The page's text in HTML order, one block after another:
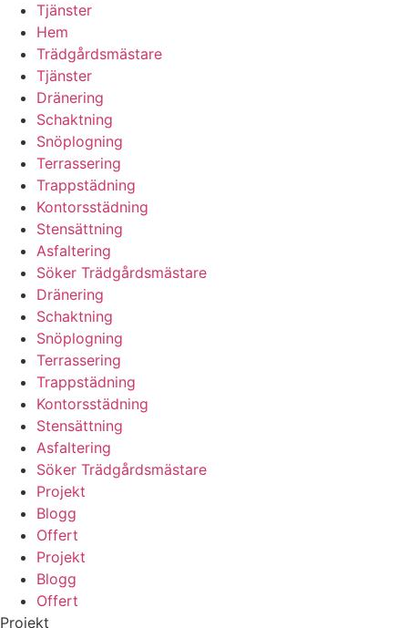
Tjänster
Hem
Trädgårdsmästare
Tjänster
Dränering
Schaktning
Snöplogning
Terrassering
Trappstädning
Kontorsstädning
Stensättning
Asfaltering
Söker Trädgårdsmästare
Dränering
Schaktning
Snöplogning
Terrassering
Trappstädning
Kontorsstädning
Stensättning
Asfaltering
Söker Trädgårdsmästare
Projekt
Blogg
Offert
Projekt
Blogg
Offert
Projekt